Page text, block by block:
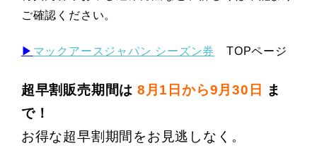
ご確認ください。
▶ マックアースジャパン シーズン券 TOPページ
超早割販売期間は 8月1日から9月30日
ま
で！
お得な超早割期間をお見逃しなく。